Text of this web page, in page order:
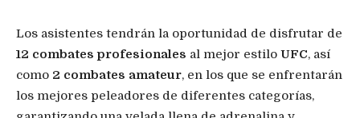
Los asistentes tendrán la oportunidad de disfrutar de
12 combates profesionales al mejor estilo UFC, así
como 2 combates amateur, en los que se enfrentarán
los mejores peleadores de diferentes categorías,